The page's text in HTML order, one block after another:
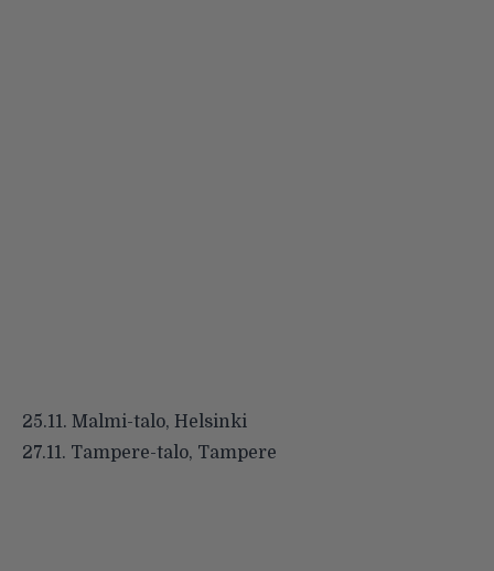
25.11. Malmi-talo, Helsinki
27.11. Tampere-talo, Tampere